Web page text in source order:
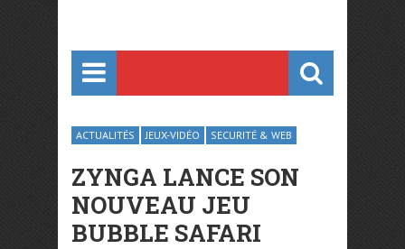
ACTUALITÉS JEUX-VIDÉO SECURITÉ & WEB
ZYNGA LANCE SON
NOUVEAU JEU
BUBBLE SAFARI